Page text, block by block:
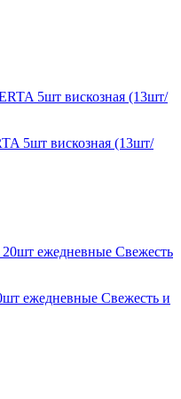
5шт вискозная (13шт/
ежедневные Свежесть и